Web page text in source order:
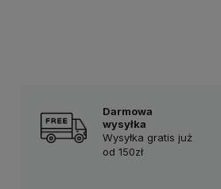
Darmowa
wysyłka
Wysyłka gratis już
od 150zł